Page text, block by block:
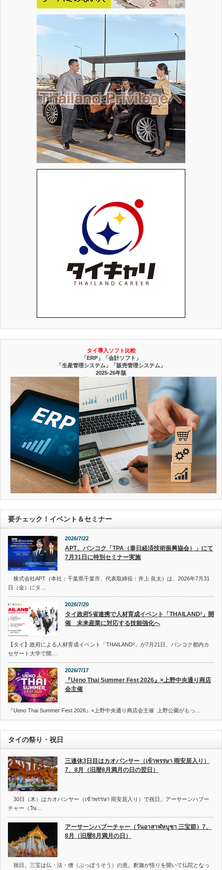
タイ導入ソフト比較
「ERP」「会計ソフト」
「生産管理システム」「販売管理システム」
2025-26年版
要チェック！イベント＆セミナー
2026/7/22
APT、バンコク「TPA（泰日経済技術振興協会）」にて
7月31日に特別セミナー実施
株式会社APT（本社：千葉県千葉市、代表取締役：井上 良太）は、2026年7月31
日（金）にタ…
2026/7/20
タイ政府5省連携で人材育成イベント「THAILAND²」開
催 未来産業に対応する技能強化へ
【タイ】政府による人材育成イベント「THAILAND²」が7月21日、バンコク都内カ
セサート大学で開…
2026/7/17
『Ueno Thai Summer Fest 2026』×上野中央通り商店
会主催
『Ueno Thai Summer Fest 2026』×上野中央通り商店会主催 上野公園がもっ…
タイの祭り・祝日
三連休3日目はカオパンサー（เข้าพรรษา 雨安居入り）
7、8月（旧暦8月満月の日の翌日）
30日（木）はカオパンサー（เข้าพรรษา 雨安居入り）で祝日。アーサーンハブー
チャー（วัน…
アーサーンハブーチャー（วันอาสาฬหบูชา 三宝節）7、
8月（旧暦8月満月の日）
祝日。三宝は仏・法・僧（ぶっぽうそう）の意。釈迦が悟りを開いて仏陀となっ